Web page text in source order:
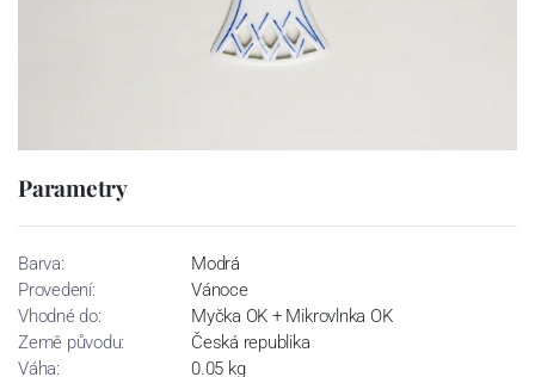
Parametry
Barva:
Modrá
Provedení:
Vánoce
Vhodné do:
Myčka OK + Mikrovlnka OK
Země původu:
Česká republika
Váha:
0.05 kg